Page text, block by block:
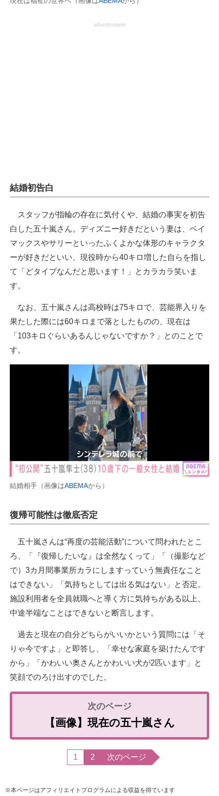
advertisement
結婚初告白
スタッフが指輪の存在に気付くや、結婚の事実を初告
白した五十嵐さん。ディズニー好きだという妻は、ベイ
マックスやサリーといったふくよかな体形のキャラクタ
ーが好きだといい、現役時から40キロ増した自らを指し
て「どタイプなんだと思います！」とカラカラ笑いま
す。
なお、五十嵐さんは高校時は75キロで、芸能界入りを
果たした際には60キロまで落としたものの、現在は
「103キロぐらいあるんじゃないですか？」とのことで
す。
結婚相手（画像はABEMAから）
復帰可能性は徹底否定
五十嵐さんは“再度の芸能活動”について問われたとこ
ろ、「『復帰したいな』は全然なくって」「（撮影など
で）3カ月間事業所カラにしますっていう無責任なこと
はできない」「気持ちとしては出る気はない」と否定。
施設利用者を全員就職へと導く方に気持ちがある以上、
中途半端なことはできないと断言します。
過去と現在の自分どちらがいいかという質問には「そ
りゃ今ですよ」と即答し、「幸せな家庭を築けたんです
から」「かわいい奥さんとかわいい犬が2匹います」と
笑顔でのろけ出すのでした。
【画像】現在の五十嵐さん
1 2 次のページ
※本ページはアフィリエイトプログラムによる収益を得ています